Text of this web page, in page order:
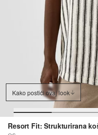
Kako postići ovaj look
Resort Fit: Strukturirana